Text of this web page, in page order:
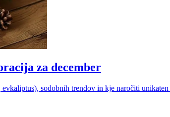
za december
sodobnih trendov in kje naročiti unikaten